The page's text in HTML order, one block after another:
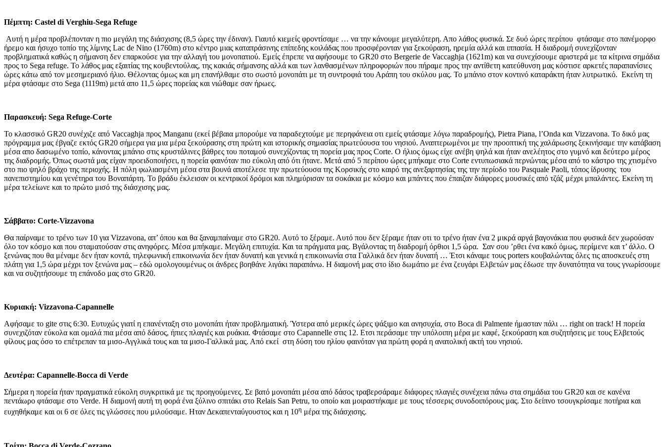
Πέμπτη: Castel di Verghiu-Sega Refuge
Aυτή η μέρα προβλέπονταν η πιο μεγάλη της διάσχισης (8,5 ώρες την έδιναν). Γιαυτό κιεμείς φροντίσαμε … να την κάνουμε μεγαλύτερη. Απο λάθος φυσικά. Σε δυό ώρες περίπου φτάσαμε στο πανέμορφο
ήρεμο και ήσυχο τοπίο της λίμνης Lac de Nino (1760m) στο κέντρο μιας καταπράσινης επίπεδης κοιλάδας που προσφέρονταν για ξεκούραση, ηρεμία αλλά και ιππασία. Η διαδρομή συνεχίζονταν
προβληματικά καθώς η σήμανση δεν επαρκούσε για την αλλαγή του μονοπατιού. Εμείς έπρεπε να αφήσουμε το GR20 στο Bergerie de Vaccaghja (1621m) και να συνεχίσουμε αριστερά με τα κίτρινα σημάδια
προς το Sega refuge. Το λάθος μας εξαιτίας της κουβεντούλας, της κακιάς σήμανσης αλλά και των λανθασμένων πληροφοριών που πήραμε προς την αντίθετη κατεύθυνση μας κόστισε αρκετές παραπανίσιες
ώρες κάτω από τον μεσημεριανό ήλιο. Θέλοντας όμως και μη επανήλθαμε στο σωστό μονοπάτι με τη συντροφιά του Αράπη του σκύλου μας. Το μπάνιο στον κοντινό καταράκτη ήταν λυτρωτικό. Εκείνη τη
μέρα φτάσαμε στο Sega (1119m) μετά απο 11,5 ώρες πορείας και νιώθαμε σαν ήρωες.
Παρασκευή: Sega Refuge-Corte
To κλασσικό GR20 συνέχιζε από Vaccaghja προς Manganu (εκεί βέβαια μπορούμε να παραδεχτούμε με περηφάνεια οτι εμείς φτάσαμε λόγω παραδρομής), Pietra Piana, l’Onda και Vizzavona. Το δικό μας
πρόγραμμα μας έβγαζε εκτός GR20 σήμερα για μια μέρα ξεκούρασης στη πρώτη και ιστορικής σημασίας πρωτεύουσα του νησιού. Αναπτερωμένοι με την προοπτική της χαλάρωσης ξεκινήσαμε την κατάβαση
μέσα απο δασωμένο τοπίο, κάνοντας μπάνιο στις κρυστάλινες βάθρες του ποταμού συνεχίζοντας τη πορεία μας προς Corte. Ο ήλιος όμως είχε ανέβη ψηλά και ήταν ανελέητος στο γυμνό και δεύτερο μέρος
της διαδρομής. Όπως σωστά μας είχαν προειδοποιήσει, η πορεία φαινόταν πιο εύκολη από ότι ήτανε. Μετά από 5 περίπου ώρες μπήκαμε στο Corte εντυπωσιακά περνώντας μέσα από το κάστρο της χτισμένο
στο πιο ψηλό βράχο της περιοχής. Η πόλη φωλιασμένη μέσα στα βουνά αποτέλεσε την πρωτεύουσα της Κορσικής στο καιρό της ανεξαρτησίας της την περίοδο του Pasquale Paoli, τόπος ίδρυσης του
πανεπιστημίου και γενέτηρα του Βοναπάρτη. Το βράδυ έκλεισαν οι κεντρικοί δρόμοι και πλημύρισαν τα σοκάκια με κόσμο και μπάντες που έπαιζαν διάφορες μουσικές από τζάζ μέχρι μπαλάντες. Εκείνη τη
μέρα τελείωνε και το πρώτο μισό της διάσχισης μας.
Σάββατο: Corte-Vizzavona
Θα παίρναμε το τρένο των 10 για Vizzavona, απ’ όπου και θα ξαναμπαίναμε στο GR20. Αυτό το ξέραμε. Αυτό που δεν ξέραμε ήταν οτι το τρένο ήταν ένα 2 μικρά αργά βαγονάκια που φυσικά δεν χωρούσαν
όλο τον κόσμο και που σταματούσαν στις ανηφόρες. Μέσα μπήκαμε. Μεγάλη επιτυχία. Και τα πράγματα μας. Βγάλοντας τη διαδρομή όρθιοι 1,5 ώρα. Σαν σου ’ρθει ένα κακό όμως, περίμενε και τ’ άλλο. Ο
ξενώνας που θα μέναμε δεν ήταν κοντά, τηλεφωνική επικοινωνία δεν ήταν δυνατή και γενικά η επικοινωνία στα Γαλλικά δεν ήταν δυνατή … Έτσι κάναμε τους porters κουβαλώντας όλες τις αποσκευές στη
πλάτη για 1,5 ώρα μέχρι τον ξενώνα μας – εδώ ομολογουμένως οι άνδρες βοηθάνε λιγάκι παραπάνω. Η διαμονή μας στο ίδιο δωμάτιο με ένα ζευγάρι Ελβετών μας έδωσε την δυνατότητα να τους γνωρίσουμε
και να συζητήσουμε τη επάνοδο μας στο GR20.
Κυριακή: Vizzavona-Capannelle
Αφήσαμε το gite στις 6:30. Ευτυχώς γιατί η επανένταξη στο μονοπάτι ήταν προβληματική. Ύστερα από μερικές ώρες ψάξιμο και ανησυχία, στο Boca di Palmente ήμασταν πάλι … right on track! Η πορεία
συνεχιζόταν εύκολα και ομαλά πια μέσα από δάσος, ήπιες πλαγιές και ρυάκια. Φτάσαμε στο Capannelle στις 12. Ετσι περάσαμε την υπόλοιπη μέρα με καφέ, ξεκούραση και συζητήσεις με τους Ελβετούς
φίλους μας όσο το επέτρεπαν τα μισο-Αγγλικά τους και τα μισο-Γαλλικά μας. Από εκεί στη δύση του ηλίου φαινόταν για πρώτη φορά η ανατολική ακτή του νησιού.
Δευτέρα: Capannelle-Bocca di Verde
Σήμερα η πορεία ήταν πραγματικά εύκολη συγκριτικά με τις προηγούμενες. Σε βατό μονοπάτι μέσα από δάσος τραβερσάραμε διάφορες πλαγιές συνέχεια πάνω στα σημάδια του GR20 και σε κανένα
πεντάωρο φτάσαμε στο Verde. Η διαμονή αυτή τη φορά ένα ξύλινο σπιτάκι στο Relais San Petru, το οποίο και μοιραστήκαμε με τους τέσσερις συνοδοιπόρους μας. Στο δείπνο τσουγκρίσαμε ποτήρια και
ευχηθήκαμε και οι 6 σε όλες τις γλώσσες που μιλούσαμε. Ηταν Δεκαπενταύγουστος και η 10η μέρα της διάσχισης.